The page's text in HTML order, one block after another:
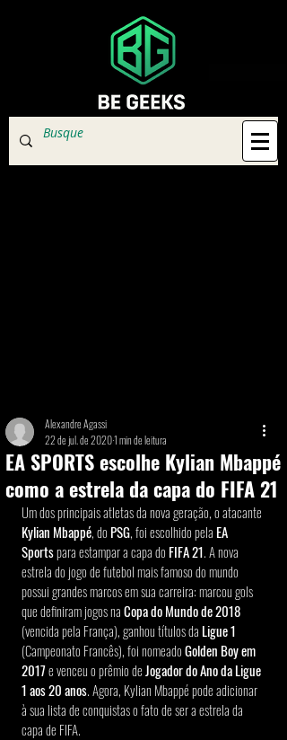
EA SPORTS escolhe Kylian Mbappé
como a estrela da capa do FIFA 21
Alexandre Agassi
22 de jul. de 20201 min de leitura
Um dos principais atletas da nova geração, o atacante
Kylian Mbappé, do PSG, foi escolhido pela EA
Sports para estampar a capa do FIFA 21. A nova
estrela do jogo de futebol mais famoso do mundo
possui grandes marcos em sua carreira: marcou gols
que definiram jogos na Copa do Mundo de 2018
(vencida pela França), ganhou títulos da Ligue 1
(Campeonato Francês), foi nomeado Golden Boy em
2017 e venceu o prêmio de Jogador do Ano da Ligue
1 aos 20 anos. Agora, Kylian Mbappé pode adicionar
à sua lista de conquistas o fato de ser a estrela da
capa de FIFA.